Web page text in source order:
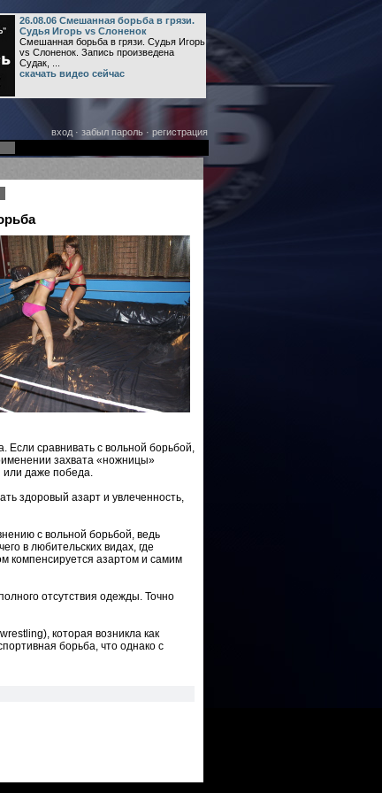
26.08.06 Смешанная борьба в грязи.
Судья Игорь vs Слоненок
Смешанная борьба в грязи. Судья Игорь
vs Слоненок. Запись произведена
Судак, ...
скачать видео сейчас
вход· забыл пароль· регистрация
Если сравнивать с вольной борьбой,
захвата «ножницы»
или даже победа.
здоровый азарт и увлеченность,
с вольной борьбой, ведь
в любительских видах, где
компенсируется азартом и самим
отсутствия одежды. Точно
которая возникла как
борьба, что однако с